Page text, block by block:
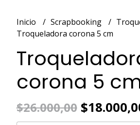
Inicio Scrapbooking
Troqueladora corona 5 cm
corona 5
$26.000,00